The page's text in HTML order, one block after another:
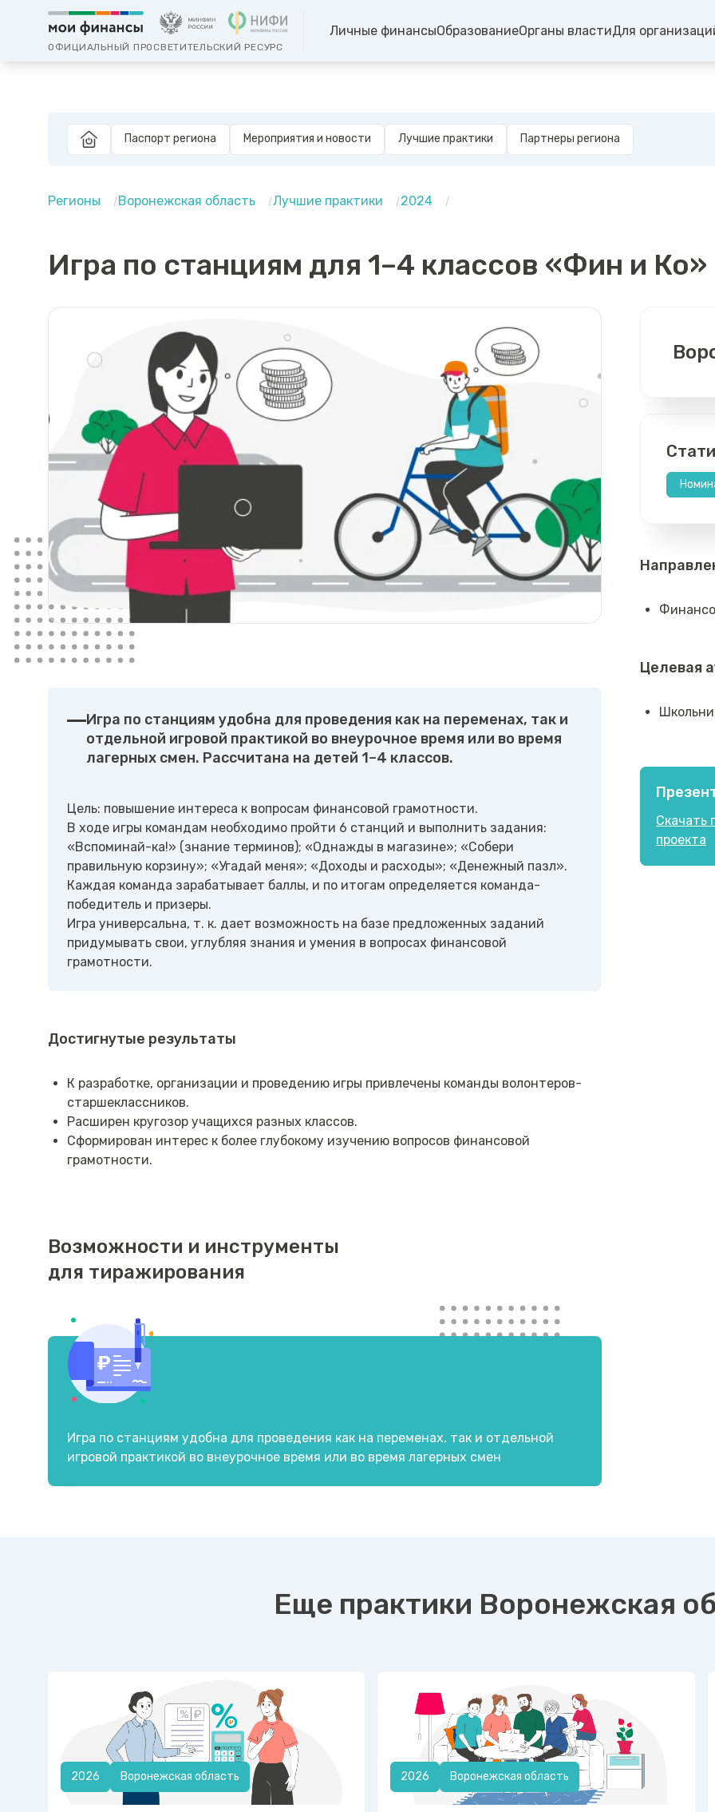
ОФИЦИАЛЬНЫЙ ПРОСВЕТИТЕЛЬСКИЙ РЕСУРС
Личные финансыОбразованиеОрганы властиДля
Паспорт региона Мероприятия и новости Лучшие практики Партнеры региона
Регионы Воронежская область Лучшие практики 2024
Игра по станциям для 1–4 классов «Фин и Ко»
Целевая
Игра по станциям удобна для проведения как на переменах, так и
отдельной игровой практикой во внеурочное время или во время
лагерных смен. Рассчитана на детей 1–4 классов.
Цель: повышение интереса к вопросам финансовой грамотности.
В ходе игры командам необходимо пройти 6 станций и выполнить задания:
«Вспоминай-ка!» (знание терминов); «Однажды в магазине»; «Собери
правильную корзину»; «Угадай меня»; «Доходы и расходы»; «Денежный пазл».
Каждая команда зарабатывает баллы, и по итогам определяется команда-
победитель и призеры.
Игра универсальна, т. к. дает возможность на базе предложенных заданий
придумывать свои, углубляя знания и умения в вопросах финансовой
грамотности.
Достигнутые результаты
К разработке, организации и проведению игры привлечены команды волонтеров-
старшеклассников.
Расширен кругозор учащихся разных классов.
Сформирован интерес к более глубокому изучению вопросов финансовой
грамотности.
Возможности и инструменты
для тиражирования
Игра по станциям удобна для проведения как на переменах, так и отдельной
игровой практикой во внеурочное время или во время лагерных смен
Скачать
проекта
Еще практики Воронежская
2026 Воронежская область 2026 Воронежская область